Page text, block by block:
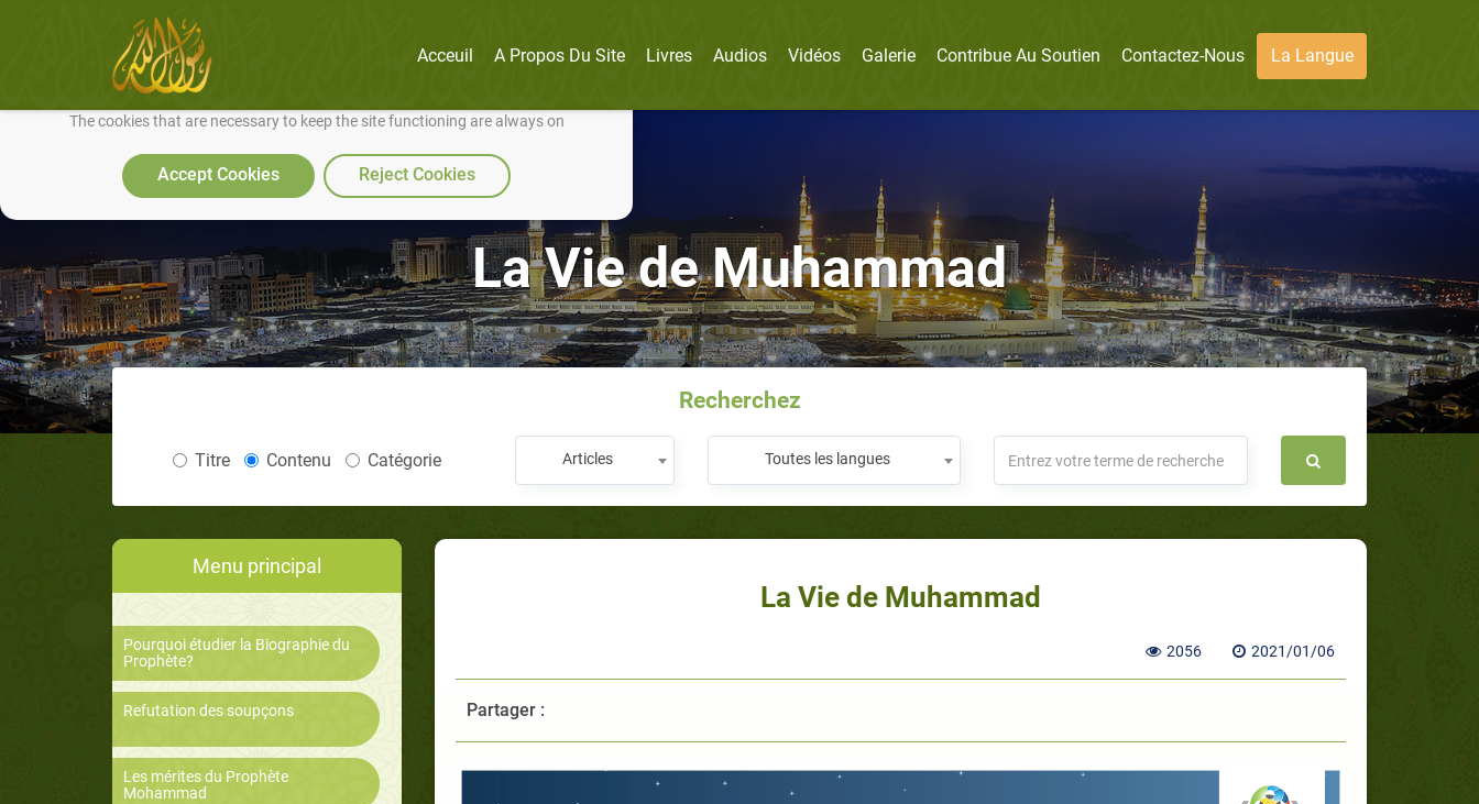
We use cookies to make our site work well for you and so we can continually improve it.
The cookies that are necessary to keep the site functioning are always on
Accept Cookies Reject Cookies
Acceuil A Propos Du Site Livres Audios Vidéos Galerie Contribue Au Soutien Contactez-Nous La Langue
La Vie de Muhammad
Recherchez
Titre Contenu Catégorie Articles Toutes les langues
Menu principal
Pourquoi étudier la Biographie du
Prophète?
Refutation des soupçons
Les mérites du Prophète
Mohammad
La Vie de Muhammad
2056 2021/01/06
Partager :